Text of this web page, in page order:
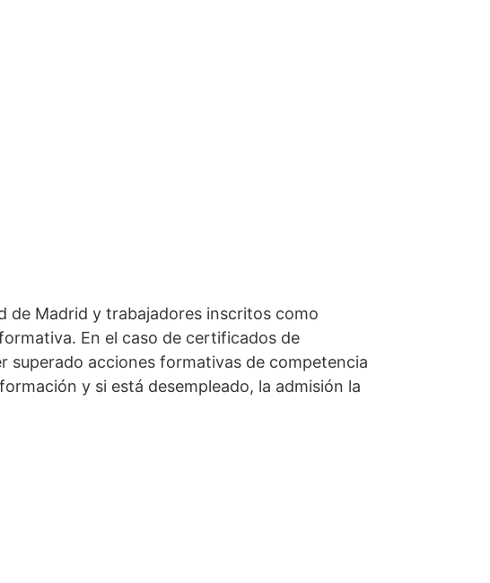
de Madrid y trabajadores inscritos como
En el caso de certificados de
superado acciones formativas de competencia
y si está desempleado, la admisión la